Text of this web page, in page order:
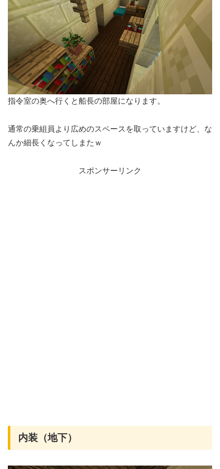
指令室の奥へ行くと船長の部屋になります。
通常の乗組員より広めのスペースを取っていますけど、な
んか細長くなってしまたｗ
スポンサーリンク
内装（地下）